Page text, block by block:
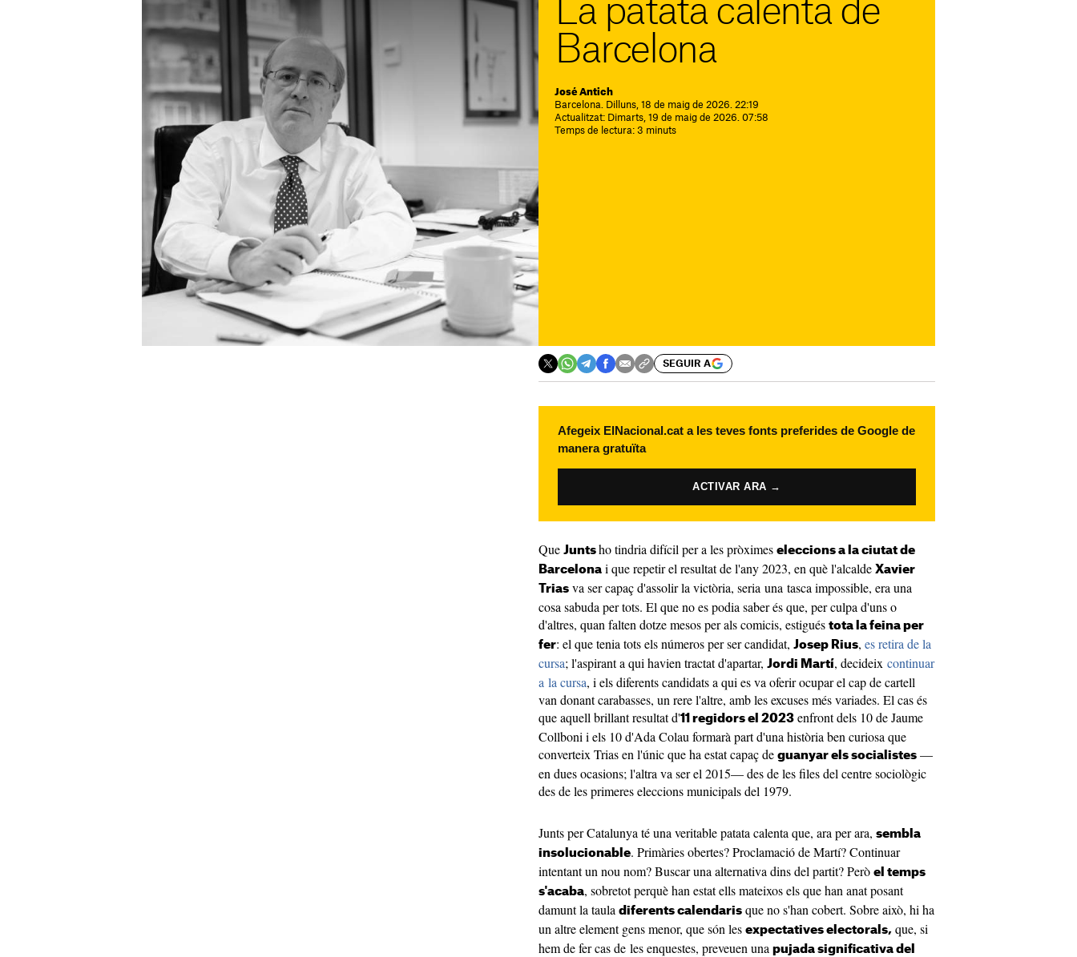
La patata calenta de
Barcelona
José Antich
Barcelona. Dilluns, 18 de maig de 2026. 22:19
Actualitzat: Dimarts, 19 de maig de 2026. 07:58
Temps de lectura: 3 minuts
SEGUIR A
Afegeix ElNacional.cat a les teves fonts preferides de Google de
manera gratuïta
ACTIVAR ARA →
Que Junts ho tindria difícil per a les pròximes eleccions a la ciutat de
Barcelona i que repetir el resultat de l'any 2023, en què l'alcalde Xavier
Trias va ser capaç d'assolir la victòria, seria una tasca impossible, era una
cosa sabuda per tots. El que no es podia saber és que, per culpa d'uns o
d'altres, quan falten dotze mesos per als comicis, estigués tota la feina per
fer: el que tenia tots els números per ser candidat, Josep Rius, es retira de la
cursa; l'aspirant a qui havien tractat d'apartar, Jordi Martí, decideix continuar
a la cursa, i els diferents candidats a qui es va oferir ocupar el cap de cartell
van donant carabasses, un rere l'altre, amb les excuses més variades. El cas és
que aquell brillant resultat d'11 regidors el 2023 enfront dels 10 de Jaume
Collboni i els 10 d'Ada Colau formarà part d'una història ben curiosa que
converteix Trias en l'únic que ha estat capaç de guanyar els socialistes —
en dues ocasions; l'altra va ser el 2015— des de les files del centre sociològic
des de les primeres eleccions municipals del 1979.
Junts per Catalunya té una veritable patata calenta que, ara per ara, sembla
insolucionable. Primàries obertes? Proclamació de Martí? Continuar
intentant un nou nom? Buscar una alternativa dins del partit? Però el temps
s'acaba, sobretot perquè han estat ells mateixos els que han anat posant
damunt la taula diferents calendaris que no s'han cobert. Sobre això, hi ha
un altre element gens menor, que són les expectatives electorals, que, si
hem de fer cas de les enquestes, preveuen una pujada significativa del